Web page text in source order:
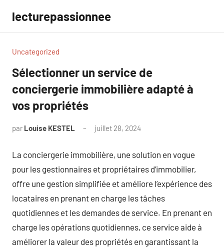
contenu
lecturepassionnee
Uncategorized
Sélectionner un service de
conciergerie immobilière adapté à
vos propriétés
par Louise KESTEL juillet 28, 2024
La conciergerie immobilière, une solution en vogue
pour les gestionnaires et propriétaires d’immobilier,
offre une gestion simplifiée et améliore l’expérience des
locataires en prenant en charge les tâches
quotidiennes et les demandes de service. En prenant en
charge les opérations quotidiennes, ce service aide à
améliorer la valeur des propriétés en garantissant la